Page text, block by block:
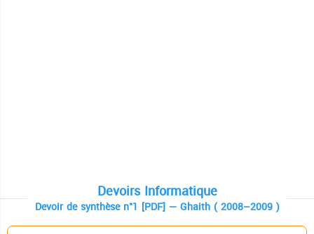
Devoirs Informatique
Devoir de synthèse n°1 [PDF] — Ghaith ( 2008–2009 )